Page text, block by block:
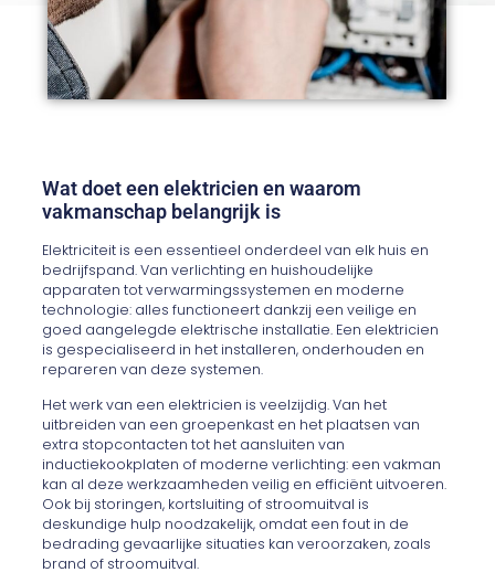
Wat doet een elektricien en waarom
vakmanschap belangrijk is
Elektriciteit is een essentieel onderdeel van elk huis en
bedrijfspand. Van verlichting en huishoudelijke
apparaten tot verwarmingssystemen en moderne
technologie: alles functioneert dankzij een veilige en
goed aangelegde elektrische installatie. Een elektricien
is gespecialiseerd in het installeren, onderhouden en
repareren van deze systemen.
Het werk van een elektricien is veelzijdig. Van het
uitbreiden van een groepenkast en het plaatsen van
extra stopcontacten tot het aansluiten van
inductiekookplaten of moderne verlichting: een vakman
kan al deze werkzaamheden veilig en efficiënt uitvoeren.
Ook bij storingen, kortsluiting of stroomuitval is
deskundige hulp noodzakelijk, omdat een fout in de
bedrading gevaarlijke situaties kan veroorzaken, zoals
brand of stroomuitval.